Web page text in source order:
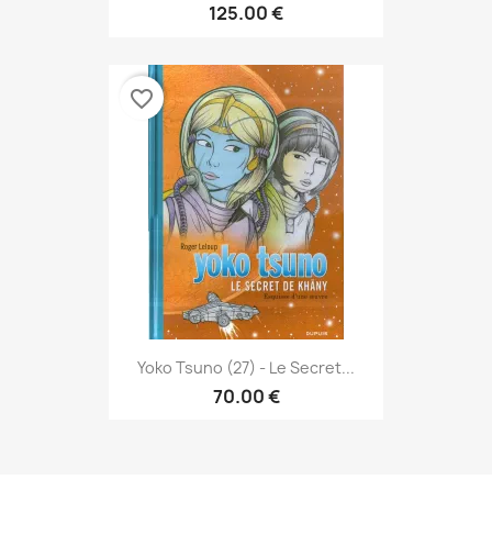
125.00 €
Yoko Tsuno (27) - Le Secret...
70.00 €
favorite_border